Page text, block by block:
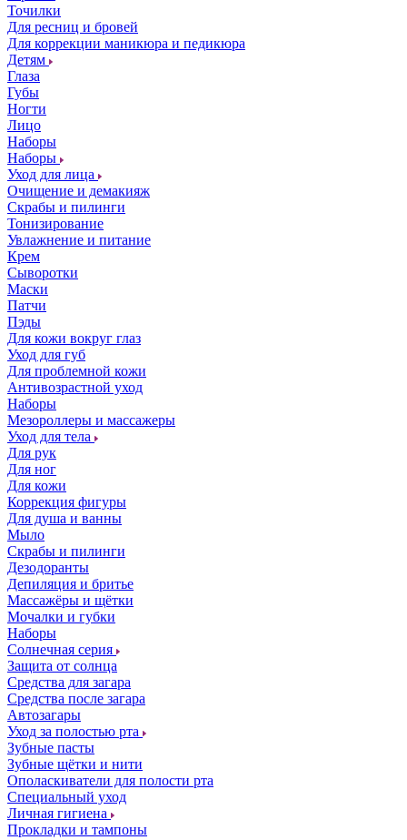
Точилки
Для ресниц и бровей
Для коррекции маникюра и педикюра
Детям
Глаза
Губы
Ногти
Лицо
Наборы
Наборы
Уход для лица
Очищение и демакияж
Скрабы и пилинги
Тонизирование
Увлажнение и питание
Крем
Сыворотки
Маски
Патчи
Пэды
Для кожи вокруг глаз
Уход для губ
Для проблемной кожи
Антивозрастной уход
Наборы
Мезороллеры и массажеры
Уход для тела
Для рук
Для ног
Для кожи
Коррекция фигуры
Для душа и ванны
Мыло
Скрабы и пилинги
Дезодоранты
Депиляция и бритье
Массажёры и щётки
Мочалки и губки
Наборы
Солнечная серия
Защита от солнца
Средства для загара
Средства после загара
Автозагары
Уход за полостью рта
Зубные пасты
Зубные щётки и нити
Ополаскиватели для полости рта
Специальный уход
Личная гигиена
Прокладки и тампоны